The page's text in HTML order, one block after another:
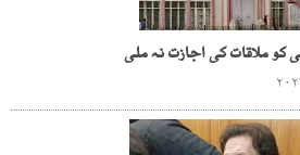
ملاقات کی اجازت نہ ملی